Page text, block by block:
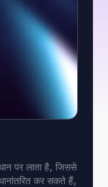
पर लाता है, जिससे
कर सकते हैं,